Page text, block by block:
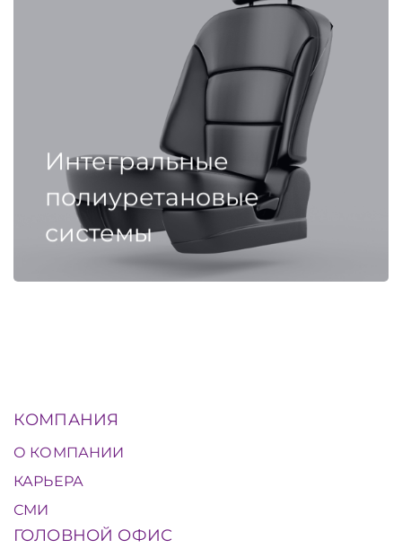
Интегральные
полиуретановые
системы
КОМПАНИЯ
О КОМПАНИИ
КАРЬЕРА
СМИ
ГОЛОВНОЙ ОФИС